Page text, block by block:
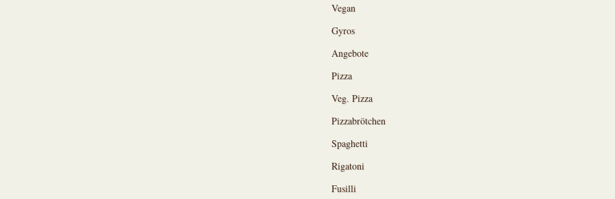
Vegan
Gyros
Angebote
Pizza
Veg. Pizza
Pizzabrötchen
Spaghetti
Rigatoni
Fusilli